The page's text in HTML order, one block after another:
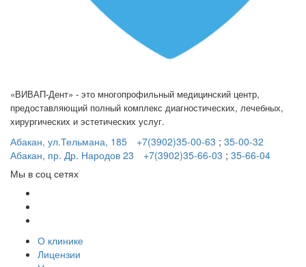
«ВИВАП-Дент» - это многопрофильный медицинский центр,
предоставляющий полный комплекс диагностических, лечебных,
хирургических и эстетических услуг.
Абакан, ул.Тельмана, 185 +7(3902)35-00-63 ; 35-00-32
Абакан, пр. Др. Народов 23
+7(3902)35-66-03 ; 35-66-04
Мы в соц сетях
О клинике
Лицензии